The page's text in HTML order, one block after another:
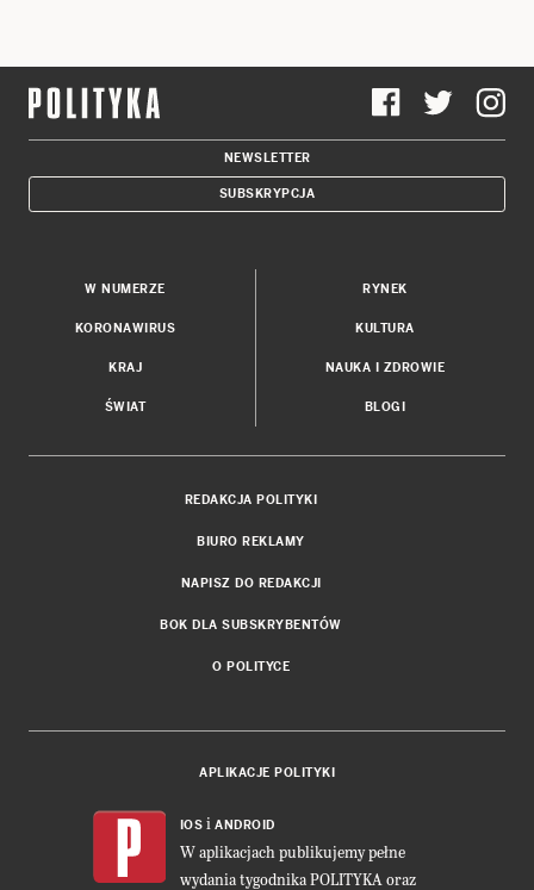
NEWSLETTER
SUBSKRYPCJA
W NUMERZE
KORONAWIRUS
KRAJ
ŚWIAT
RYNEK
KULTURA
NAUKA I ZDROWIE
BLOGI
REDAKCJA POLITYKI
BIURO REKLAMY
NAPISZ DO REDAKCJI
BOK DLA SUBSKRYBENTÓW
O POLITYCE
APLIKACJE POLITYKI
IOS i ANDROID
W aplikacjach publikujemy pełne
wydania tygodnika POLITYKA oraz